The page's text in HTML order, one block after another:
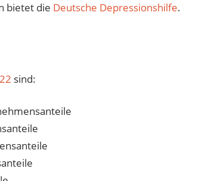
bietet die Deutsche Depressionshilfe.
sind: